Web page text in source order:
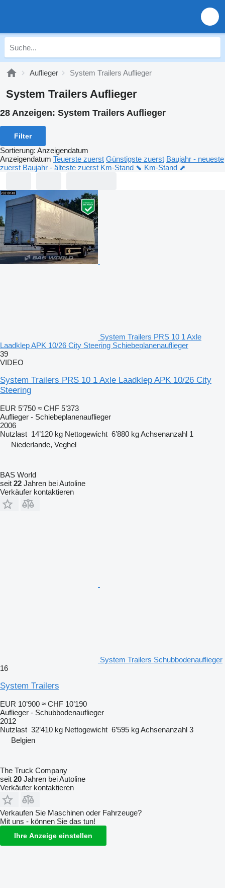
Auflieger System Trailers Auflieger
System Trailers Auflieger
28 Anzeigen: System Trailers Auflieger
Filter
Sortierung: Anzeigendatum
Anzeigendatum Teuerste zuerst Günstigste zuerst Baujahr - neueste
zuerst Baujahr - älteste zuerst Km-Stand ⬊ Km-Stand ⬈
System Trailers PRS 10 1 Axle
Laadklep APK 10/26 City Steering Schiebeplanenauflieger
39
VIDEO
System Trailers PRS 10 1 Axle Laadklep APK 10/26 City
Steering
EUR 5’750 ≈ CHF 5’373
Auflieger - Schiebeplanenauflieger
2006
Nutzlast 14’120 kg Nettogewicht 6’880 kgAchsenanzahl 1
Niederlande, Veghel
BAS World
seit 22 Jahren bei Autoline
Verkäufer kontaktieren
System Trailers Schubbodenauflieger
16
System Trailers
EUR 10’900 ≈ CHF 10’190
Auflieger - Schubbodenauflieger
2012
Nutzlast 32’410 kg Nettogewicht 6’595 kgAchsenanzahl 3
Belgien
The Truck Company
seit 20 Jahren bei Autoline
Verkäufer kontaktieren
Verkaufen Sie Maschinen oder Fahrzeuge?
Mit uns - können Sie das tun!
Ihre Anzeige einstellen